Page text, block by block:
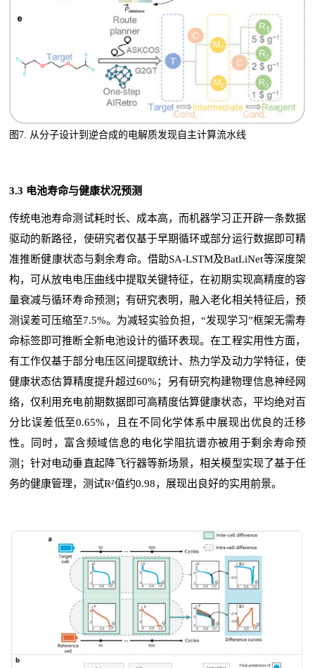
图7. 从分子设计到逆合成的电解质发现自主计算流水线
3.3 电池寿命与健康状况预测
传统电池寿命测试耗时长、成本高，而机器学习正开辟一条数据
驱动的新路径，使研究者仅基于早期循环或部分运行数据即可精
准推断健康状态与剩余寿命。借助SA-LSTM及BatLiNet等深度架
构，可从放电电压曲线中提取关键特征，在初期实现高精度的容
量衰减与循环寿命预测；有研究表明，融入老化相关特征后，预
测误差可压缩至7.5%。为减轻实验负担，“发现学习”框架无需寿
命标签即可推断全新电池设计的循环表现。在工程实用性方面，
有工作仅基于部分电压区间提取统计、热力学及动力学特征，使
健康状态估算精度提升超过60%；另有研究构建物理信息神经网
络，仅利用充电前期数据即可高精度估算健康状态，平均绝对百
分比误差低至0.65%，且在不同化学体系中展现出优良的迁移
性。同时，富含频域信息的电化学阻抗谱亦被用于剩余寿命预
测；针对电动垂直起降飞行器等新场景，相关模型实现了基于任
务的健康管理，测试R²值约0.98，展现出良好的实用前景。